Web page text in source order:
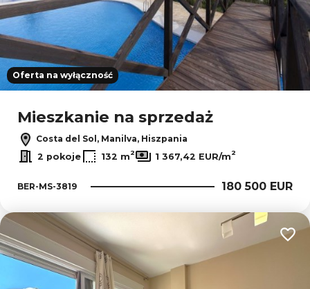
Oferta na wyłączność
Mieszkanie na sprzedaż
Costa del Sol, Manilva, Hiszpania
2 pokoje
132 m2 1 367,42 EUR/m2
BER-MS-3819 180 500 EUR